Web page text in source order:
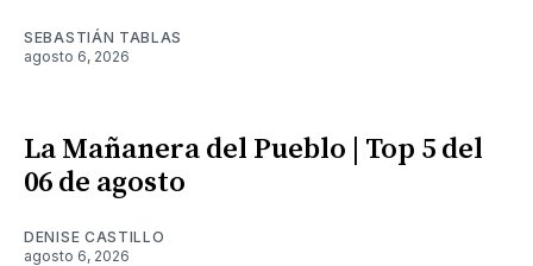
SEBASTIÁN TABLAS
agosto 6, 2026
La Mañanera del Pueblo | Top 5 del
06 de agosto
DENISE CASTILLO
agosto 6, 2026